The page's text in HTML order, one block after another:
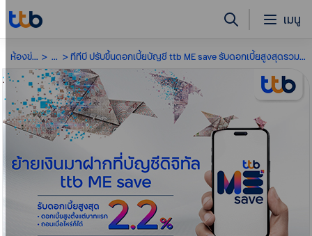
เมนู
ห้องข่าว ... ทีทีบี ปรับขึ้นดอกเบี้ยบัญชี ttb ME save รับดอกเบี้ยสูงสุดรวมโบนัส 2.20%